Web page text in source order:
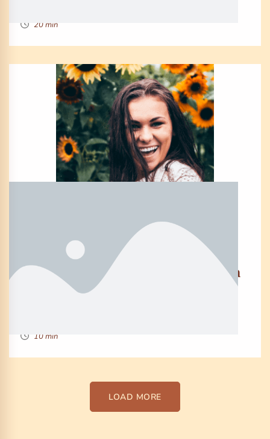
20 min
EPOS0DE 52
The 3 systems you need to create a
6-Figure Online Course
10 min
LOAD MORE